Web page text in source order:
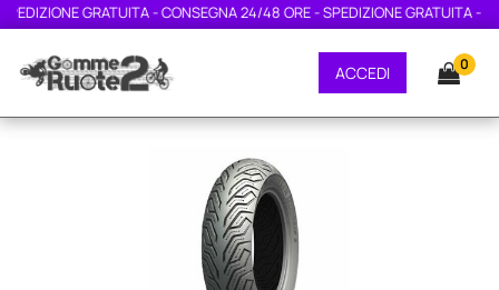
GRATUITA - CONSEGNA 24/48 ORE - SPEDIZIONE GRATUITA -
ACCEDI 0